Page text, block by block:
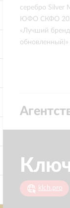
серебро Silver
ЮФО СКФО
«Лучший
обновленный)»
klch.pro